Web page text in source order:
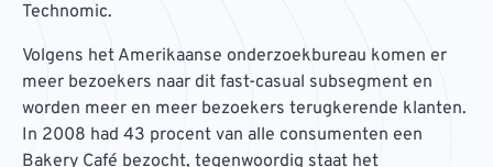
Technomic.
Volgens het Amerikaanse onderzoekbureau komen er
meer bezoekers naar dit fast-casual subsegment en
worden meer en meer bezoekers terugkerende klanten.
In 2008 had 43 procent van alle consumenten een
Bakery Café bezocht, tegenwoordig staat het